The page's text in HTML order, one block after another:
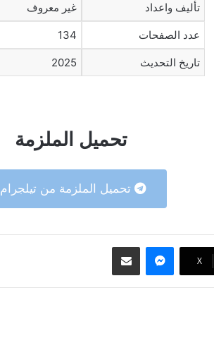
تأليف واعداد غير معروف
عدد الصفحات 134
تاريخ التحديث 2025
تحميل الملزمة
تحميل الملزمة من تيلجرام
‫X
ماسنجر مشاركة عبر البريد